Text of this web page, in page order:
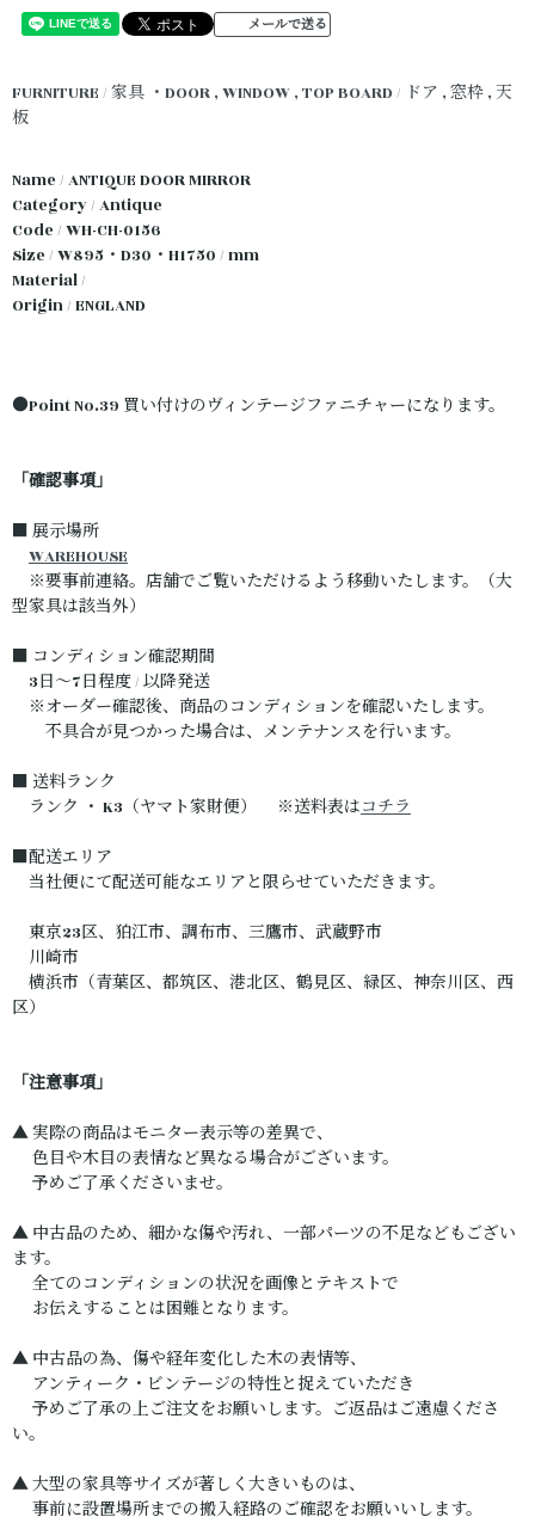
メールで送る
FURNITURE / 家具 ・DOOR , WINDOW , TOP BOARD / ドア , 窓枠 , 天
板
Name / ANTIQUE DOOR MIRROR
Category / Antique
Code / WH-CH-0156
Size / W895・D30・H1750 / mm
Material /
Origin / ENGLAND
●Point No.39 買い付けのヴィンテージファニチャーになります。
「確認事項」
■ 展示場所
WAREHOUSE
※要事前連絡。店舗でご覧いただけるよう移動いたします。（大
型家具は該当外）
■ コンディション確認期間
3日～7日程度 / 以降発送
※オーダー確認後、商品のコンディションを確認いたします。
不具合が見つかった場合は、メンテナンスを行います。
■ 送料ランク
ランク ・ K3（ヤマト家財便） ※送料表はコチラ
■配送エリア
当社便にて配送可能なエリアと限らせていただきます。
東京23区、狛江市、調布市、三鷹市、武蔵野市
川崎市
横浜市（青葉区、都筑区、港北区、鶴見区、緑区、神奈川区、西
区）
「注意事項」
▲ 実際の商品はモニター表示等の差異で、
色目や木目の表情など異なる場合がございます。
予めご了承くださいませ。
▲ 中古品のため、細かな傷や汚れ、一部パーツの不足などもござい
ます。
全てのコンディションの状況を画像とテキストで
お伝えすることは困難となります。
▲ 中古品の為、傷や経年変化した木の表情等、
アンティーク・ビンテージの特性と捉えていただき
予めご了承の上ご注文をお願いします。ご返品はご遠慮くださ
い。
▲ 大型の家具等サイズが著しく大きいものは、
事前に設置場所までの搬入経路のご確認をお願いいします。